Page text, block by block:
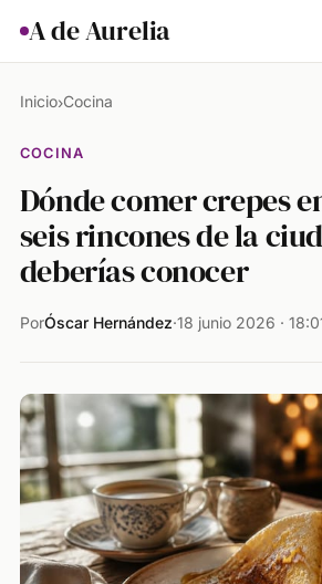
A de Aurelia
Salud
Ciencia & Naturaleza
Actualidad
Inicio›Cocina
COCINA
Dónde comer crepes
seis rincones de la
deberías conocer
PorÓscar Hernández·18 junio 2026 ·